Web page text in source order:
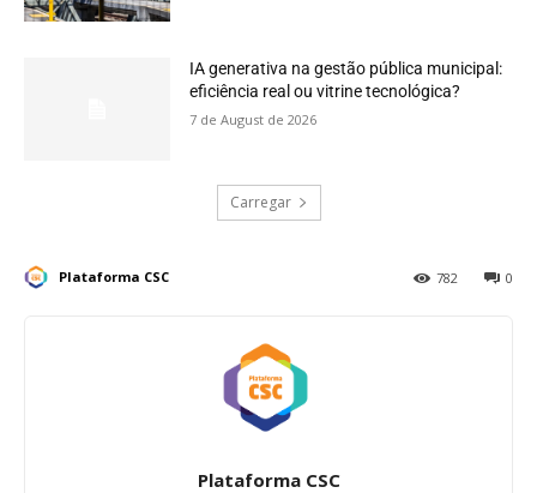
IA generativa na gestão pública municipal:
eficiência real ou vitrine tecnológica?
7 de August de 2026
Carregar
Plataforma CSC 0
782
Plataforma CSC